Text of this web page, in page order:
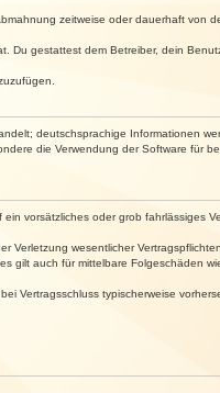
zeitweise oder dauerhaft von
Du gestattest dem Betreiber, dein
deutschsprachige Informationen
die Verwendung der Software für
vorsätzliches oder grob fahrlässiges
Verletzung wesentlicher Vertragspflichten
gilt auch für mittelbare Folgeschäden
Vertragsschluss typischerweise